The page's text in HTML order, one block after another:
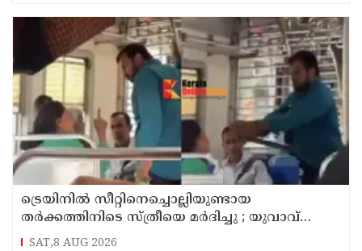
ട്രെയിനിൽ സീറ്റിനെച്ചൊല്ലിയുണ്ടായ
തർക്കത്തിനിടെ സ്ത്രീയെ മർദിച്ചു ; യുവാവ്
അറസ്റ്റിൽ
SAT,8 AUG 2026